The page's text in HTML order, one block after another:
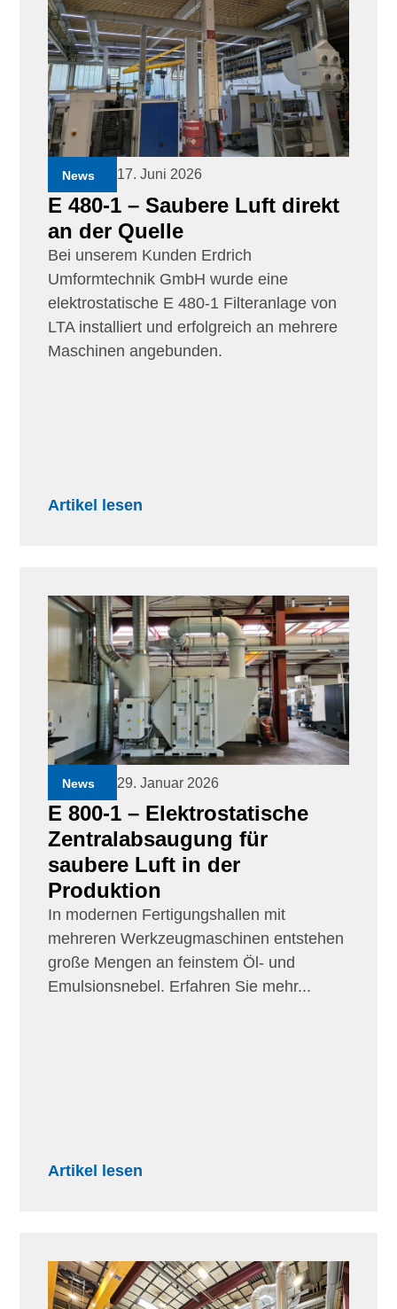
News 17. Juni 2026
E 480-1 – Saubere Luft direkt
an der Quelle
Bei unserem Kunden Erdrich
Umformtechnik GmbH wurde eine
elektrostatische E 480-1 Filteranlage von
LTA installiert und erfolgreich an mehrere
Maschinen angebunden.
Artikel lesen
News 29. Januar 2026
E 800-1 – Elektrostatische
Zentralabsaugung für
saubere Luft in der
Produktion
In modernen Fertigungshallen mit
mehreren Werkzeugmaschinen entstehen
große Mengen an feinstem Öl- und
Emulsionsnebel. Erfahren Sie mehr...
Artikel lesen